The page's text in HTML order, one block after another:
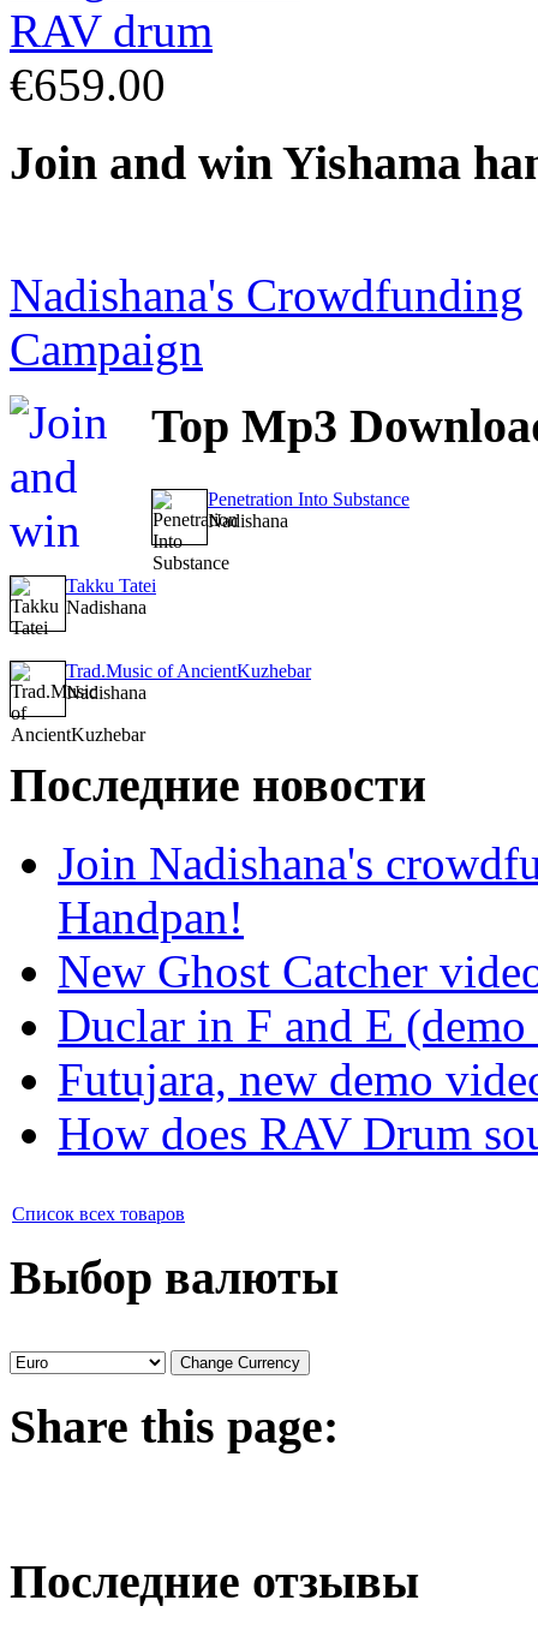
€659.00
Join and win Yishama
Nadishana's Crowdfunding
Campaign
Top Mp3
Penetration Into Substance
Nadishana
Takku Tatei
Nadishana
Trad.Music of AncientKuzhebar
Nadishana
Последние новости
Join Nadishana's
Handpan!
New Ghost Catcher
Duclar in F and E
Futujara, new demo
How does RAV Drum
Список всех товаров
Выбор валюты
Share this page:
Последние отзывы